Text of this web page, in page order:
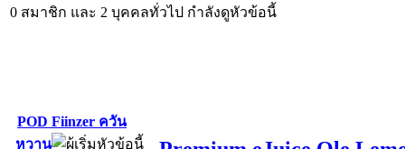
0 สมาชิก และ 2 บุคคลทั่วไป กำลังดูหัวข้อนี้
POD Fiinzer ควัน
หวาน